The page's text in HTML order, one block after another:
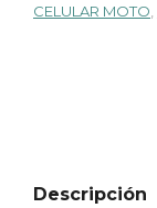
CELULAR MOTO
Descripción